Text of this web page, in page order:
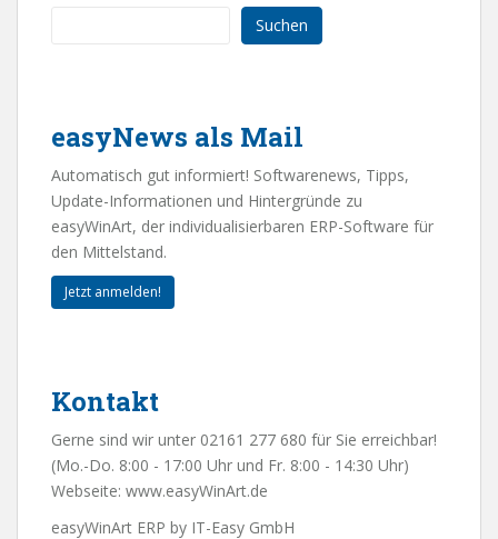
Suchen
easyNews als Mail
Automatisch gut informiert! Softwarenews, Tipps,
Update-Informationen und Hintergründe zu
easyWinArt, der individualisierbaren ERP-Software für
den Mittelstand.
Jetzt anmelden!
Kontakt
Gerne sind wir unter 02161 277 680 für Sie erreichbar!
(Mo.-Do. 8:00 - 17:00 Uhr und Fr. 8:00 - 14:30 Uhr)
Webseite: www.easyWinArt.de
easyWinArt ERP by IT-Easy GmbH